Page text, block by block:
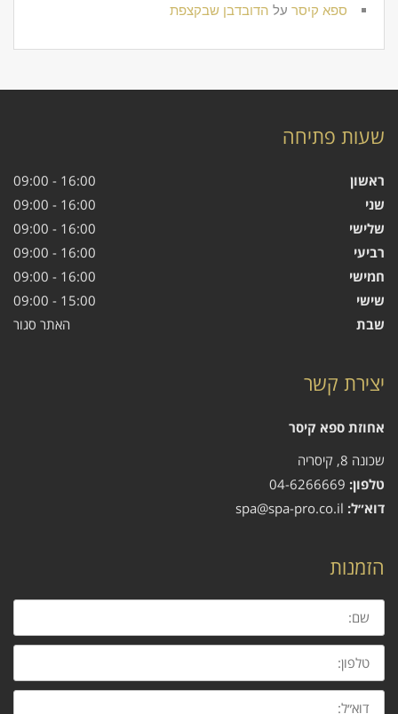
ספא קיסר על הדובדבן שבקצפת
שעות פתיחה
ראשון
16:00 - 09:00
שני
16:00 - 09:00
שלישי
16:00 - 09:00
רביעי
16:00 - 09:00
חמישי
16:00 - 09:00
שישי
15:00 - 09:00
שבת
האתר סגור
יצירת קשר
אחוזת ספא קיסר
שכונה 8, קיסריה
טלפון:
דוא״ל:
הזמנות
שם:
טלפון:
דוא״ל: